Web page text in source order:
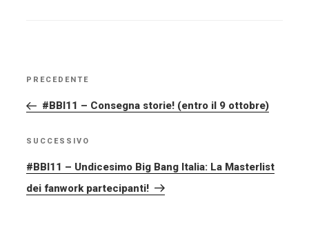
Articolo
precedente:
PRECEDENTE
#BBI11 – Consegna storie! (entro il 9 ottobre)
Articolo
successivo
SUCCESSIVO
#BBI11 – Undicesimo Big Bang Italia: La Masterlist
dei fanwork partecipanti!